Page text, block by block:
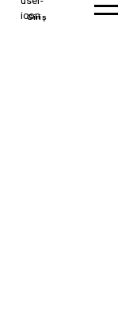
Whatsapp Yardım
Giriş